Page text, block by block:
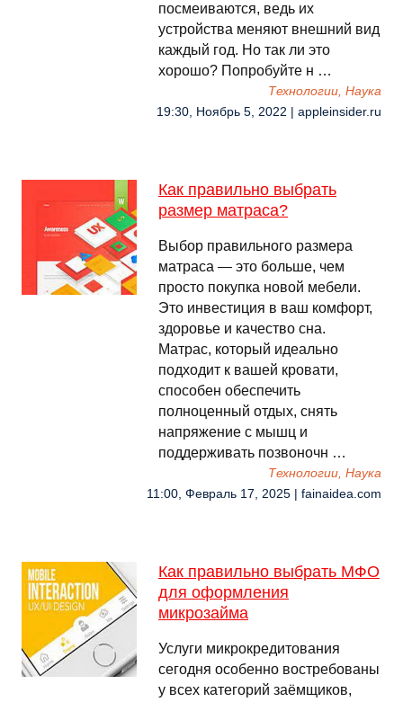
посмеиваются, ведь их
устройства меняют внешний вид
каждый год. Но так ли это
хорошо? Попробуйте н …
Технологии, Наука
19:30, Ноябрь 5, 2022 | appleinsider.ru
Как правильно выбрать
размер матраса?
Выбор правильного размера
матраса — это больше, чем
просто покупка новой мебели.
Это инвестиция в ваш комфорт,
здоровье и качество сна.
Матрас, который идеально
подходит к вашей кровати,
способен обеспечить
полноценный отдых, снять
напряжение с мышц и
поддерживать позвоночн …
Технологии, Наука
11:00, Февраль 17, 2025 | fainaidea.com
Как правильно выбрать МФО
для оформления
микрозайма
Услуги микрокредитования
сегодня особенно востребованы
у всех категорий заёмщиков,